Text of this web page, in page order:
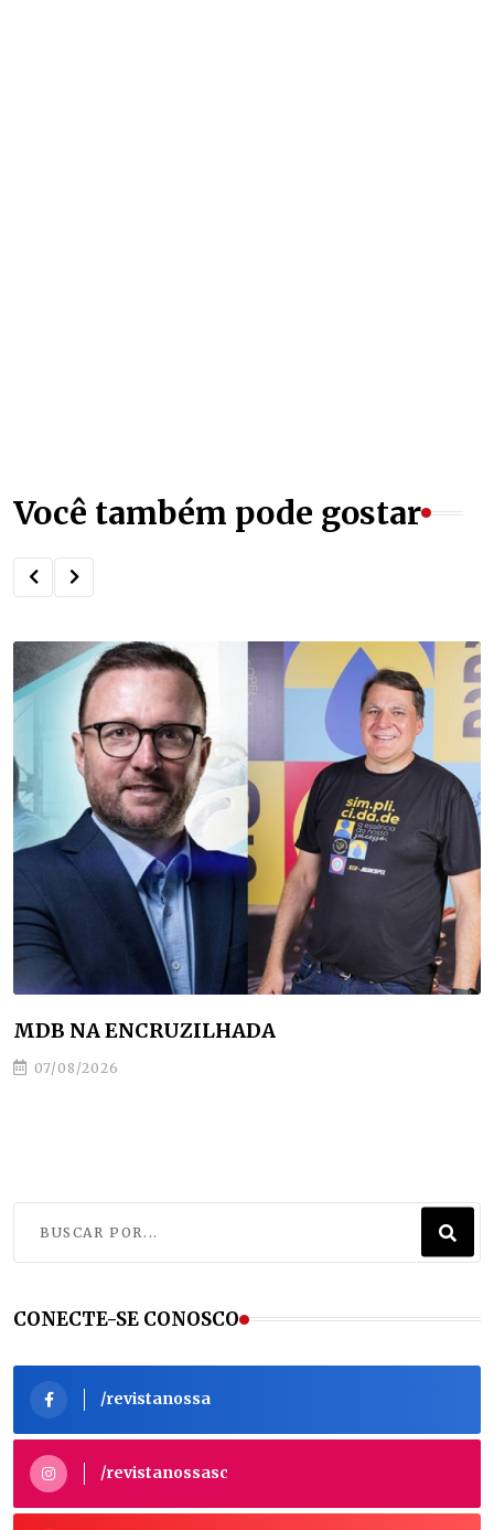
Você também pode gostar
MDB NA ENCRUZILHADA
07/08/2026
CONECTE-SE CONOSCO
/revistanossa
/revistanossasc